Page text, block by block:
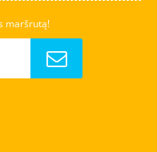
maršrutą!